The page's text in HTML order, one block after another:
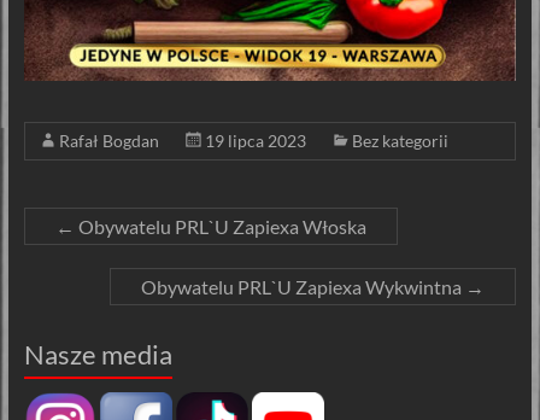
Rafał Bogdan 19 lipca 2023 Bez kategorii
← Obywatelu PRL`U Zapiexa Włoska
Obywatelu PRL`U Zapiexa Wykwintna →
Nasze media